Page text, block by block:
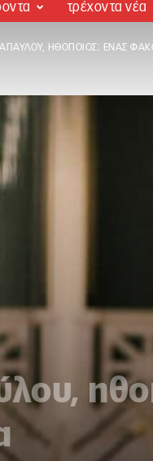
τρέχοντα νέα
ΗΘΟΠΟΙΌΣ: ΈΝΑΣ